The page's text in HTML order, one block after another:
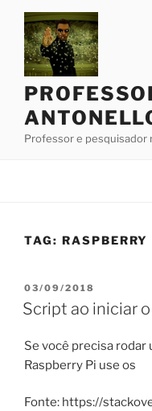
Pular
conteúdo
Professor e pesquisador
TAG: RASPBERRY
PUBLICADO
EM
03/09/2018
Script ao iniciar
Se você precisa
Raspberry Pi use os
Fonte: https://